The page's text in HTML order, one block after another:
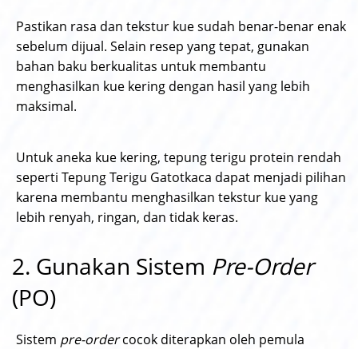
Pastikan rasa dan tekstur kue sudah benar-benar enak
sebelum dijual. Selain resep yang tepat, gunakan
bahan baku berkualitas untuk membantu
menghasilkan kue kering dengan hasil yang lebih
maksimal.
Untuk aneka kue kering, tepung terigu protein rendah
seperti Tepung Terigu Gatotkaca dapat menjadi pilihan
karena membantu menghasilkan tekstur kue yang
lebih renyah, ringan, dan tidak keras.
2. Gunakan Sistem Pre-Order
(PO)
Sistem pre-ordercocok diterapkan oleh pemula